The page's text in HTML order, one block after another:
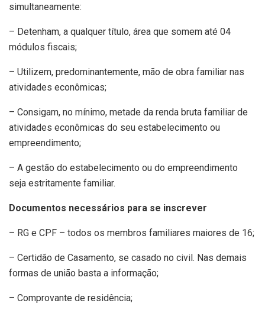
simultaneamente:
– Detenham, a qualquer título, área que somem até 04
módulos fiscais;
– Utilizem, predominantemente, mão de obra familiar nas
atividades econômicas;
– Consigam, no mínimo, metade da renda bruta familiar de
atividades econômicas do seu estabelecimento ou
empreendimento;
– A gestão do estabelecimento ou do empreendimento
seja estritamente familiar.
Documentos necessários para se inscrever
– RG e CPF – todos os membros familiares maiores de 16;
– Certidão de Casamento, se casado no civil. Nas demais
formas de união basta a informação;
– Comprovante de residência;